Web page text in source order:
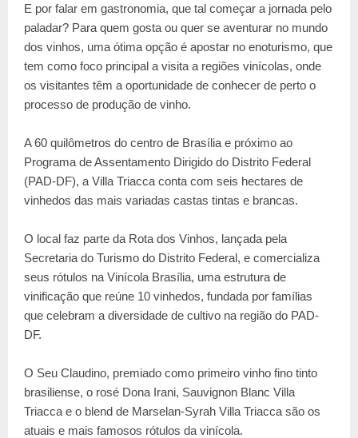
E por falar em gastronomia, que tal começar a jornada pelo
paladar? Para quem gosta ou quer se aventurar no mundo
dos vinhos, uma ótima opção é apostar no enoturismo, que
tem como foco principal a visita a regiões vinícolas, onde
os visitantes têm a oportunidade de conhecer de perto o
processo de produção de vinho.
A 60 quilômetros do centro de Brasília e próximo ao
Programa de Assentamento Dirigido do Distrito Federal
(PAD-DF), a Villa Triacca conta com seis hectares de
vinhedos das mais variadas castas tintas e brancas.
O local faz parte da Rota dos Vinhos, lançada pela
Secretaria do Turismo do Distrito Federal, e comercializa
seus rótulos na Vinícola Brasília, uma estrutura de
vinificação que reúne 10 vinhedos, fundada por famílias
que celebram a diversidade de cultivo na região do PAD-
DF.
O Seu Claudino, premiado como primeiro vinho fino tinto
brasiliense, o rosé Dona Irani, Sauvignon Blanc Villa
Triacca e o blend de Marselan-Syrah Villa Triacca são os
atuais e mais famosos rótulos da vinícola.